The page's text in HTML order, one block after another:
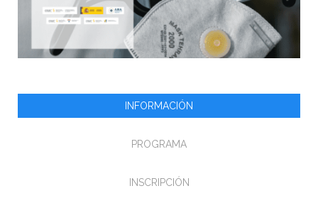
INFORMACIÓN
PROGRAMA
INSCRIPCIÓN